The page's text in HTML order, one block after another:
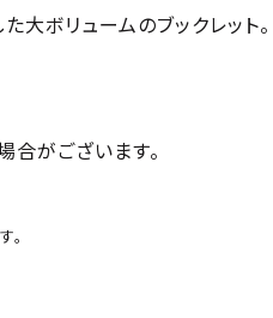
ボリュームのブックレット。
がございます。